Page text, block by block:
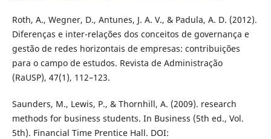
Roth, A., Wegner, D., Antunes, J. A. V., & Padula, A. D. (2012).
Diferenças e inter-relações dos conceitos de governança e
gestão de redes horizontais de empresas: contribuições
para o campo de estudos. Revista de Administração
(RaUSP), 47(1), 112–123.
Saunders, M., Lewis, P., & Thornhill, A. (2009). research
methods for business students. In Business (5th ed., Vol.
5th). Financial Time Prentice Hall. DOI: